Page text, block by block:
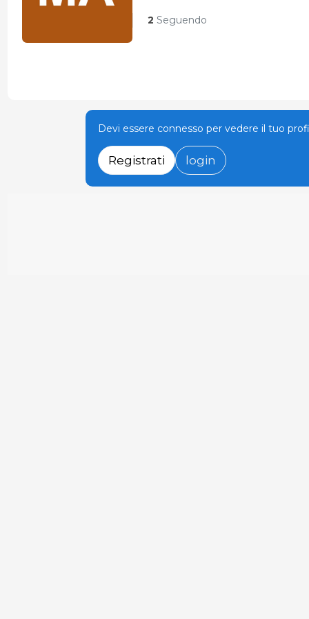
2 Seguendo
Devi essere connesso per vedere il tuo
Registrati login